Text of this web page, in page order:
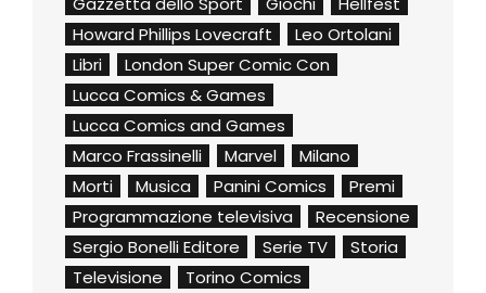
Howard Phillips Lovecraft
Leo Ortolani
Libri
London Super Comic Con
Lucca Comics & Games
Lucca Comics and Games
Marco Frassinelli
Marvel
Milano
Morti
Musica Panini Comics
Premi
Programmazione televisiva
Recensione
Sergio Bonelli Editore
Serie TV
Storia
Televisione
Torino Comics